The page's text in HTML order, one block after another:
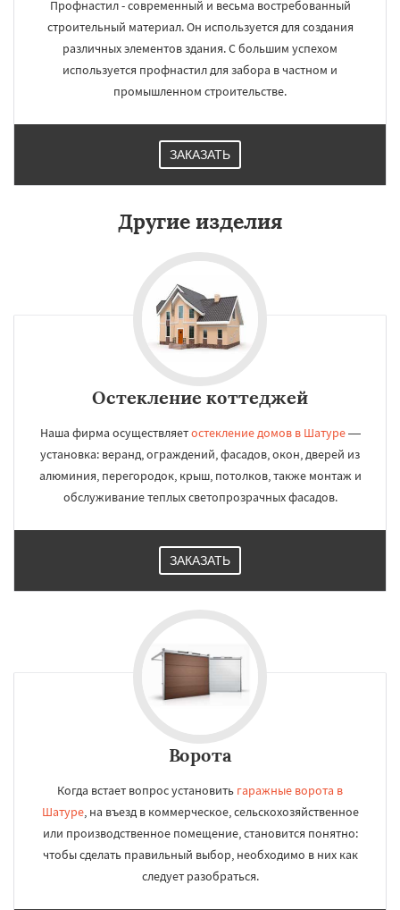
Профнастил - современный и весьма востребованный
строительный материал. Он используется для создания
различных элементов здания. С большим успехом
используется профнастил для забора в частном и
промышленном строительстве.
ЗАКАЗАТЬ
Другие изделия
Остекление коттеджей
Наша фирма осуществляетостекление домов в Шатуре—
установка: веранд, ограждений, фасадов, окон, дверей из
алюминия, перегородок, крыш, потолков, также монтаж и
обслуживание теплых светопрозрачных фасадов.
ЗАКАЗАТЬ
Ворота
Когда встает вопрос установить гаражные ворота в
Шатуре, на въезд в коммерческое, сельскохозяйственное
или производственное помещение, становится понятно:
чтобы сделать правильный выбор, необходимо в них как
следует разобраться.